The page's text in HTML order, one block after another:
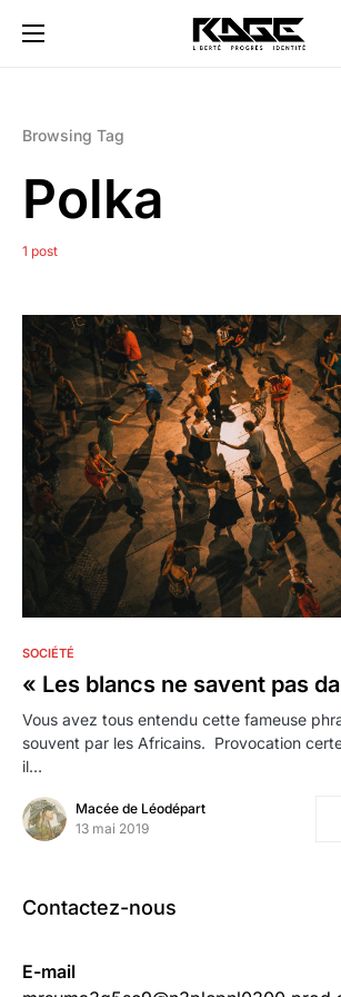
Browsing Tag
Polka
1 post
SOCIÉTÉ
« Les blancs ne savent pas
Vous avez tous entendu cette fameuse
souvent par les Africains. Provocation
il…
Macée de Léodépart
13 mai 2019
Contactez-nous
E-mail